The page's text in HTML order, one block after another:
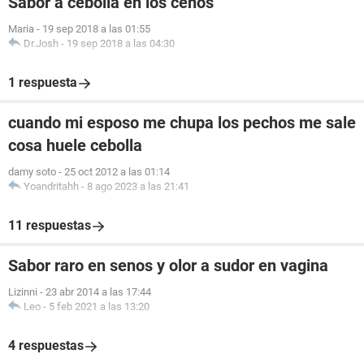
Maria - 19 sep 2018 a las 01:55
Dr.Josh - 19 sep 2018 a las 04:30
1 respuesta
cuando mi esposo me chupa los pechos me sale
cosa huele cebolla
damy soto - 25 oct 2012 a las 01:14
Yoandritahh - 8 ago 2023 a las 21:41
11 respuestas
Sabor raro en senos y olor a sudor en vagina
Lizinni - 23 abr 2014 a las 17:44
Leo - 5 feb 2021 a las 13:20
4 respuestas